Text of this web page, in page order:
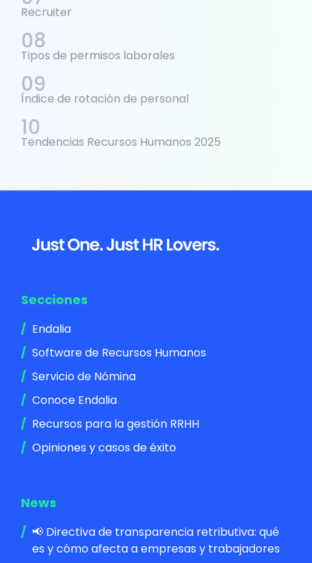
Recruiter
Tipos de permisos laborales
Índice de rotación de personal
Tendencias Recursos Humanos 2025
Footer
Secciones
Endalia
Software de Recursos Humanos
Servicio de Nómina
Conoce Endalia
Recursos para la gestión RRHH
Opiniones y casos de éxito
News
📢 Directiva de transparencia retributiva: qué
es y cómo afecta a empresas y trabajadores